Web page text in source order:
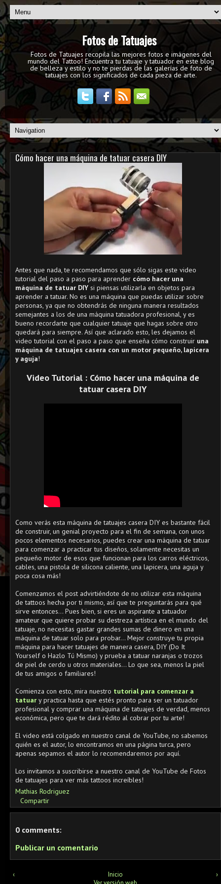
Fotos de Tatuajes
Fotos de Tatuajes recopila las mejores fotos e imágenes del
mundo del Tattoo! Encuentra tu tatuaje y tatuador en este blog
de belleza y estilo y no te pierdas de las galerías de foto de
tatuajes con los significados de cada pieza de arte.
Cómo hacer una máquina de tatuar casera DIY
Antes que nada, te recomendamos que sólo sigas este video
tutorial del paso a paso para aprender cómo hacer una
máquina de tatuar DIY si piensas utilizarla en objetos para
aprender a tatuar. No es una máquina que puedas utilizar sobre
personas, ya que no obtendrás de ninguna manera resultados
semejantes a los de una máquina tatuadora profesional, y es
bueno recordarte que cualquier tatuaje que hagas sobre otro
quedará para siempre. Así que aclarado esto, les dejamos el
video tutorial con el paso a paso que enseña cómo construir una
máquina de tatuajes casera con un motor pequeño, lapicera
y aguja!
Video Tutorial : Cómo hacer una máquina de
tatuar casera DIY
Como verás esta máquina de tatuajes casera DIY es bastante fácil
de construir, un genial proyecto para el fin de semana, con unos
pocos elementos necesarios, puedes crear una máquina de tatuar
para comenzar a practicar tus diseños, solamente necesitas un
pequeño motor de esos que funcionan para los carros eléctricos,
cables, una pistola de silicona caliente, una lapicera, una aguja y
poca cosa más!
Comenzamos el post advirtiéndote de no utilizar esta máquina
de tattoos hecha por ti mismo, así que te preguntarás para qué
sirve entonces... Pues bien, si eres un aspirante a tatuador
amateur que quiere probar su destreza artística en el mundo del
tatuaje, no necesitas gastar grandes sumas de dinero en una
máquina de tatuar solo para probar... Mejor construye tu propia
máquina para hacer tatuajes de manera casera, DIY (Do It
Yourself o Hazlo Tú Mismo) y prueba a tatuar naranjas o trozos
de piel de cerdo u otros materiales... Lo que sea, menos la piel
de tus amigos o familiares!
Comienza con esto, mira nuestro tutorial para comenzar a
tatuar y practica hasta que estés pronto para ser un tatuador
profesional y comprar una máquina de tatuajes de verdad, menos
económica, pero que te dará rédito al cobrar por tu arte!
El video está colgado en nuestro canal de YouTube, no sabemos
quién es el autor, lo encontramos en una página turca, pero
apenas sepamos el autor lo recomendaremos por aquí.
Los invitamos a suscribirse a nuestro canal de YouTube de Fotos
de tatuajes para ver más tattoos increíbles!
Mathias Rodriguez
Compartir
0 comments:
Publicar un comentario
‹ ›
Inicio